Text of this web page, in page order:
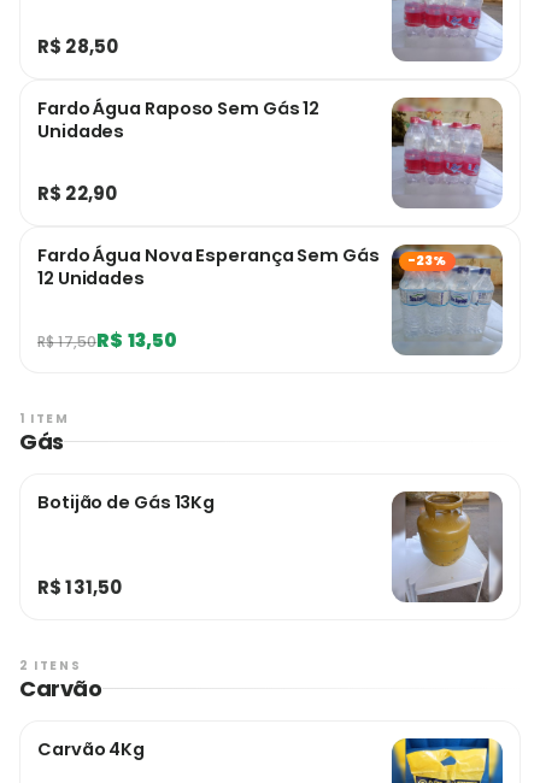
R$ 28,50
Fardo Água Raposo Sem Gás 12
Unidades
R$ 22,90
Fardo Água Nova Esperança Sem Gás
12 Unidades
R$ 17,50R$ 13,50
-23%
1 ITEM
Gás
Botijão de Gás 13Kg
R$ 131,50
2 ITENS
Carvão
Carvão 4Kg